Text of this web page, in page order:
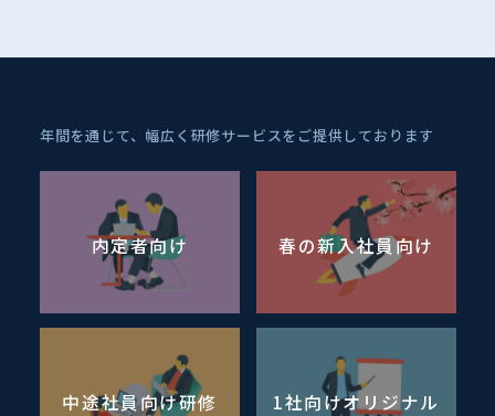
年間を通じて、幅広く研修サービスをご提供しております
内定者向け 春の新入社員向け
中途社員向け研修 1社向けオリジナル